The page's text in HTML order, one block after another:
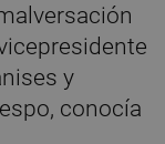
y
conocía